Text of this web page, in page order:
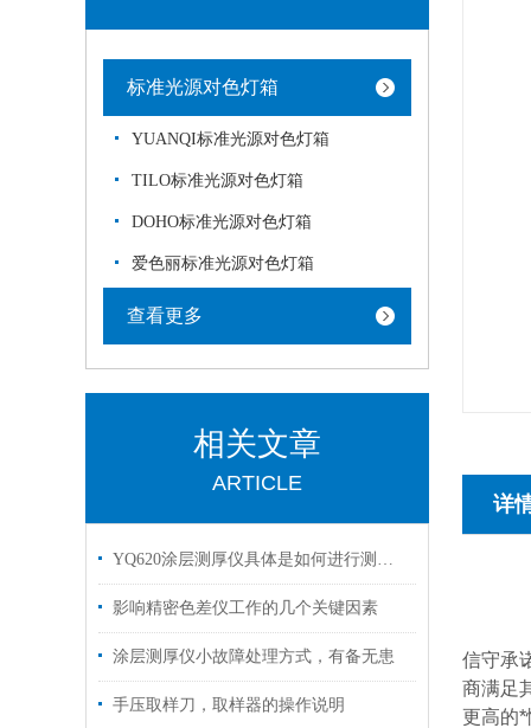
标准光源对色灯箱
YUANQI标准光源对色灯箱
TILO标准光源对色灯箱
DOHO标准光源对色灯箱
爱色丽标准光源对色灯箱
查看更多
相关文章
ARTICLE
YQ620涂层测厚仪具体是如何进行测定的呢？
影响精密色差仪工作的几个关键因素
涂层测厚仪小故障处理方式，有备无患
手压取样刀，取样器的操作说明
详
信守承
商满足
更高的*